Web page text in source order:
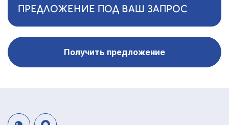
ПРЕДЛОЖЕНИЕ ПОД ВАШ ЗАПРОС
Получить предложение